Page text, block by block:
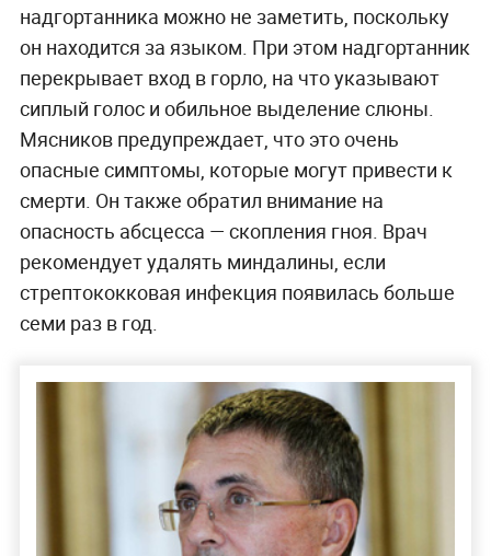
надгортанника можно не заметить, поскольку
он находится за языком. При этом надгортанник
перекрывает вход в горло, на что указывают
сиплый голос и обильное выделение слюны.
Мясников предупреждает, что это очень
опасные симптомы, которые могут привести к
смерти. Он также обратил внимание на
опасность абсцесса — скопления гноя. Врач
рекомендует удалять миндалины, если
стрептококковая инфекция появилась больше
семи раз в год.